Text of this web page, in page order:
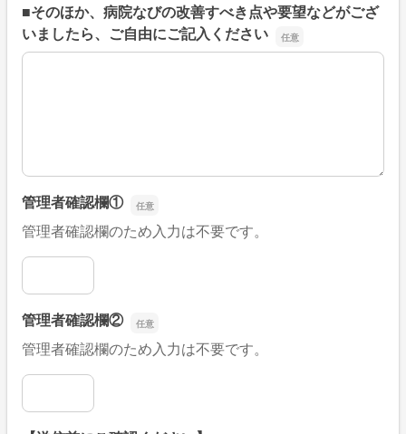
■そのほか、病院なびの改善すべき点や要望などがござ
いましたら、ご自由にご記入ください
■そのほか、病院なびの改善すべき点や要望などがござい
管理者確認欄①
管理者確認欄のため入力は不要です。
管理者確認欄①
管理者確認欄②
管理者確認欄のため入力は不要です。
管理者確認欄②